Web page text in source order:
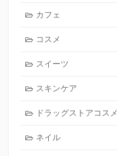
カフェ
コスメ
スイーツ
スキンケア
ドラッグストアコスメ
ネイル